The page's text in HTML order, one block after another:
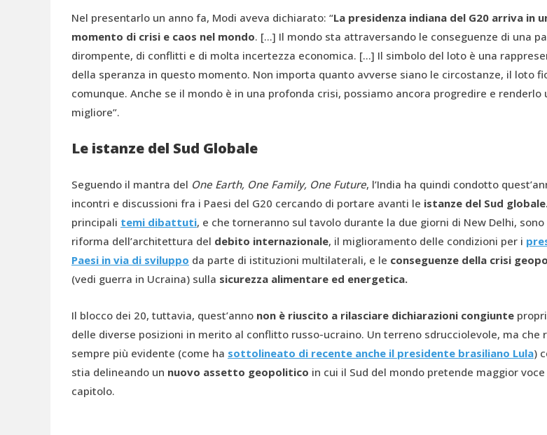
Nel presentarlo un anno fa, Modi aveva dichiarato: “La presidenza indiana del G20 arriva in
momento di crisi e caos nel mondo. […] Il mondo sta attraversando le conseguenze di una
dirompente, di conflitti e di molta incertezza economica. [...] Il simbolo del loto è una
della speranza in questo momento. Non importa quanto avverse siano le circostanze, il loto
comunque. Anche se il mondo è in una profonda crisi, possiamo ancora progredire e renderlo
migliore”.
Le istanze del Sud Globale
Seguendo il mantra del One Earth, One Family, One Future, l’India ha quindi condotto
incontri e discussioni fra i Paesi del G20 cercando di portare avanti le istanze del Sud globale
principali temi dibattuti, e che torneranno sul tavolo durante la due giorni di New Delhi,
riforma dell’architettura del debito internazionale, il miglioramento delle condizioni per i
Paesi in via di sviluppo da parte di istituzioni multilaterali, e le conseguenze della crisi
(vedi guerra in Ucraina) sulla sicurezza alimentare ed energetica.
Il blocco dei 20, tuttavia, quest’anno non è riuscito a rilasciare dichiarazioni congiunte
delle diverse posizioni in merito al conflitto russo-ucraino. Un terreno sdrucciolevole, ma che
sempre più evidente (come ha sottolineato di recente anche il presidente brasiliano Lula)
stia delineando un nuovo assetto geopolitico in cui il Sud del mondo pretende maggior voce
capitolo.